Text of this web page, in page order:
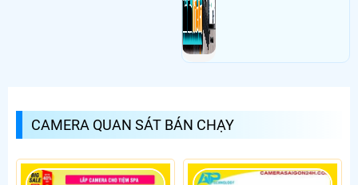
CAMERA QUAN SÁT BÁN CHẠY